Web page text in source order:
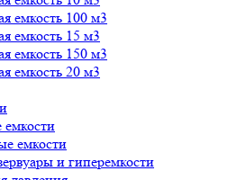
емкость 100 м3
емкость 15 м3
емкость 150 м3
емкость 20 м3
емкости
емкости
и гиперемкости